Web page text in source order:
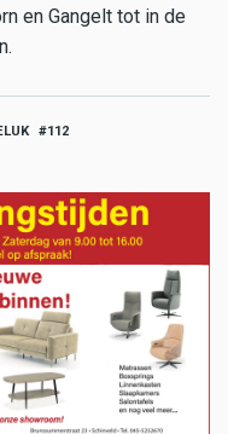
en Gangelt tot in de
112